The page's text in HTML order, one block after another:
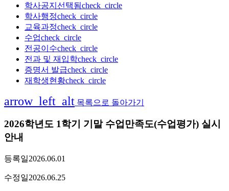
학사공지 선택됨check_circle
학사행정check_circle
교육과정check_circle
수업check_circle
전공이수check_circle
전과 및 재입학check_circle
증명서 발급check_circle
재학생현황check_circle
arrow_left_alt 목록으로 돌아가기
2026학년도 1학기 기말 수업만족도(수업평가) 실시
안내
등록일2026.06.01
수정일2026.06.25